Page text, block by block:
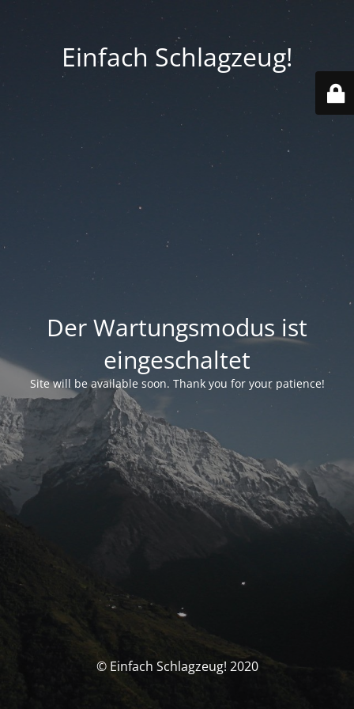
Einfach Schlagzeug!
Der Wartungsmodus ist
eingeschaltet
Site will be available soon. Thank you for your patience!
© Einfach Schlagzeug! 2020